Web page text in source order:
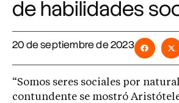
de habilidades
20 de septiembre de 2023
“Somos seres sociales por
contundente se mostró